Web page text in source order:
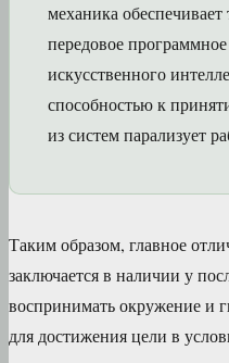
механика
передовое
искусственного
способностью к
из систем парализует
Таким образом, главное
заключается в наличии у
воспринимать окружение и
для достижения цели в